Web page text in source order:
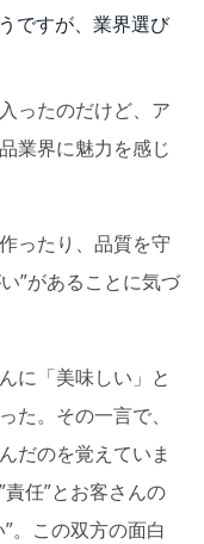
ですが、業界選び
ったのだけど、ア
業界に魅力を感じ
ったり、品質を守
”があることに気づ
に「美味しい」と
た。その一言で、
だのを覚えていま
任”とお客さんの
。この双方の面白